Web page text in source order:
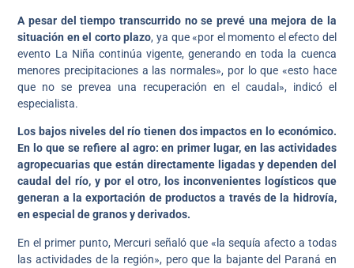
A pesar del tiempo transcurrido no se prevé una mejora de la
situación en el corto plazo, ya que «por el momento el efecto del
evento La Niña continúa vigente, generando en toda la cuenca
menores precipitaciones a las normales», por lo que «esto hace
que no se prevea una recuperación en el caudal», indicó el
especialista.
Los bajos niveles del río tienen dos impactos en lo económico.
En lo que se refiere al agro: en primer lugar, en las actividades
agropecuarias que están directamente ligadas y dependen del
caudal del río, y por el otro, los inconvenientes logísticos que
generan a la exportación de productos a través de la hidrovía,
en especial de granos y derivados.
En el primer punto, Mercuri señaló que «la sequía afecto a todas
las actividades de la región», pero que la bajante del Paraná en